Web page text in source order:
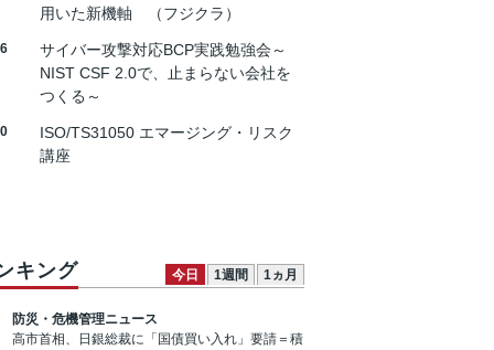
用いた新機軸 （フジクラ）
サイバー攻撃対応BCP実践勉強会～
NIST CSF 2.0で、止まらない会社を
つくる～
ISO/TS31050 エマージング・リスク
講座
キング 今日 1週間 1ヵ月
防災・危機管理ニュース
高市首相、日銀総裁に「国債買い入れ」要請＝積